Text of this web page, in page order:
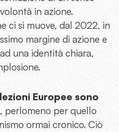
in azione.
ci si muove, dal 2022, in
margine di azione e
una identità chiara,
Europee sono
, perlomeno per quello
ormai cronico. Ciò